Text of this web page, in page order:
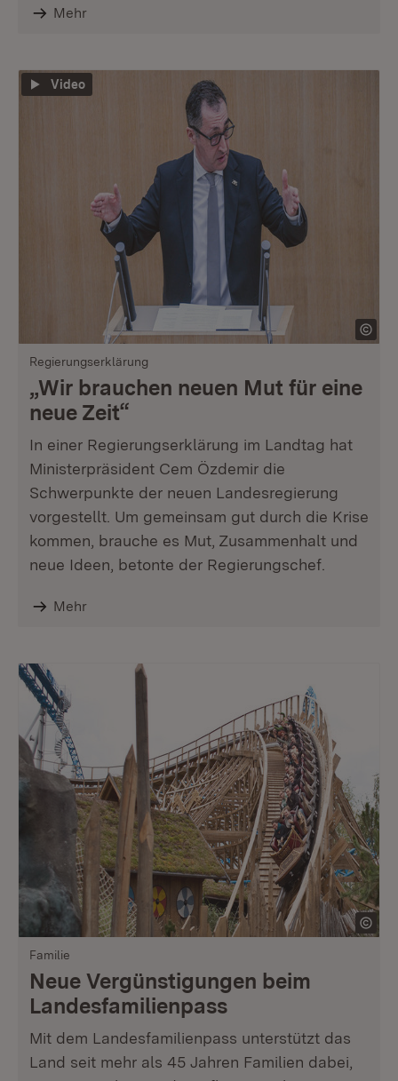
Mehr
Video
Regierungserklärung
„Wir brauchen neuen Mut für eine
neue Zeit“
In einer Regierungserklärung im Landtag hat
Ministerpräsident Cem Özdemir die
Schwerpunkte der neuen Landesregierung
vorgestellt. Um gemeinsam gut durch die Krise
kommen, brauche es Mut, Zusammenhalt und
neue Ideen, betonte der Regierungschef.
Mehr
Familie
Neue Vergünstigungen beim
Landesfamilienpass
Mit dem Landesfamilienpass unterstützt das
Land seit mehr als 45 Jahren Familien dabei,